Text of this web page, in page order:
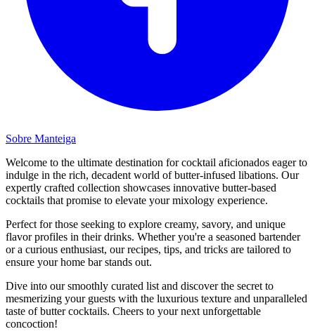
Sobre Manteiga
Welcome to the ultimate destination for cocktail aficionados eager to
indulge in the rich, decadent world of butter-infused libations. Our
expertly crafted collection showcases innovative butter-based
cocktails that promise to elevate your mixology experience.
Perfect for those seeking to explore creamy, savory, and unique
flavor profiles in their drinks. Whether you're a seasoned bartender
or a curious enthusiast, our recipes, tips, and tricks are tailored to
ensure your home bar stands out.
Dive into our smoothly curated list and discover the secret to
mesmerizing your guests with the luxurious texture and unparalleled
taste of butter cocktails. Cheers to your next unforgettable
concoction!